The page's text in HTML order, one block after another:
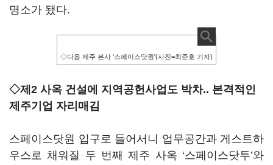
명소가 됐다.
◇다음 제주 본사 '스페이스닷원'(사진=최준호 기자)
◇제2 사옥 건설에 지역공헌사업도 박차.. 본격적인
제주기업 자리매김
스페이스닷원 입구로 들어서니 업무공간과 게스트하
우스로 채워질 두 번째 제주 사옥 ‘스페이스닷투’와